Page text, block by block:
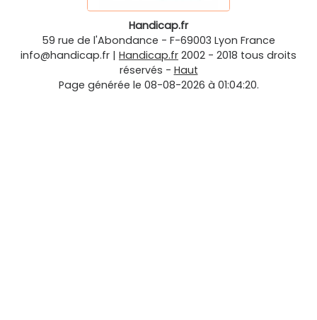
Handicap.fr
59 rue de l'Abondance - F-69003 Lyon France
info@handicap.fr | Handicap.fr 2002 - 2018 tous droits
réservés - Haut
Page générée le 08-08-2026 à 01:04:20.